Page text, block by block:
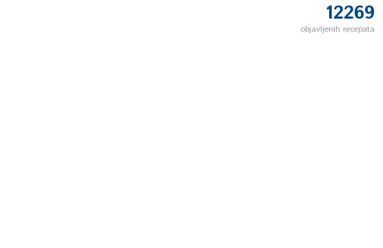
12269
objavljenih recepata